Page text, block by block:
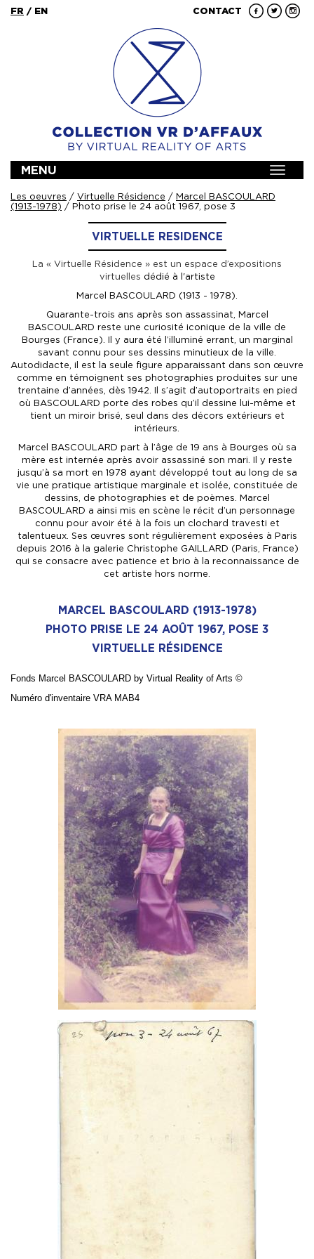
FR / EN CONTACT
Toggle
MENU
Les oeuvres / Virtuelle Résidence / Marcel BASCOULARD
(1913-1978) / Photo prise le 24 août 1967, pose 3
VIRTUELLE RESIDENCE
La « Virtuelle Résidence » est un espace d’expositions
virtuelles dédié à l'artiste
Marcel BASCOULARD (1913 - 1978).
Quarante-trois ans après son assassinat, Marcel
BASCOULARD reste une curiosité iconique de la ville de
Bourges (France). Il y aura été l’illuminé errant, un marginal
savant connu pour ses dessins minutieux de la ville.
Autodidacte, il est la seule figure apparaissant dans son œuvre
comme en témoignent ses photographies produites sur une
trentaine d’années, dès 1942. Il s’agit d’autoportraits en pied
où BASCOULARD porte des robes qu’il dessine lui-même et
tient un miroir brisé, seul dans des décors extérieurs et
intérieurs.
Marcel BASCOULARD part à l’âge de 19 ans à Bourges où sa
mère est internée après avoir assassiné son mari. Il y reste
jusqu’à sa mort en 1978 ayant développé tout au long de sa
vie une pratique artistique marginale et isolée, constituée de
dessins, de photographies et de poèmes. Marcel
BASCOULARD a ainsi mis en scène le récit d’un personnage
connu pour avoir été à la fois un clochard travesti et
talentueux. Ses œuvres sont régulièrement exposées à Paris
depuis 2016 à la galerie Christophe GAILLARD (Paris, France)
qui se consacre avec patience et brio à la reconnaissance de
cet artiste hors norme.
MARCEL BASCOULARD (1913-1978)
PHOTO PRISE LE 24 AOÛT 1967, POSE 3
VIRTUELLE RÉSIDENCE
Fonds Marcel BASCOULARD by Virtual Reality of Arts ©
Numéro d'inventaire VRA MAB4